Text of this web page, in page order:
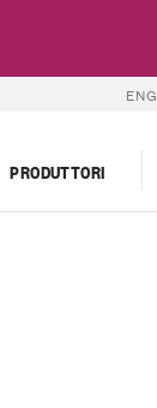
ENG
PRODUTTORI